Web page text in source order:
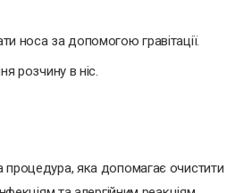
носа за допомогою гравітації.
розчину в ніс.
яка допомагає очистити